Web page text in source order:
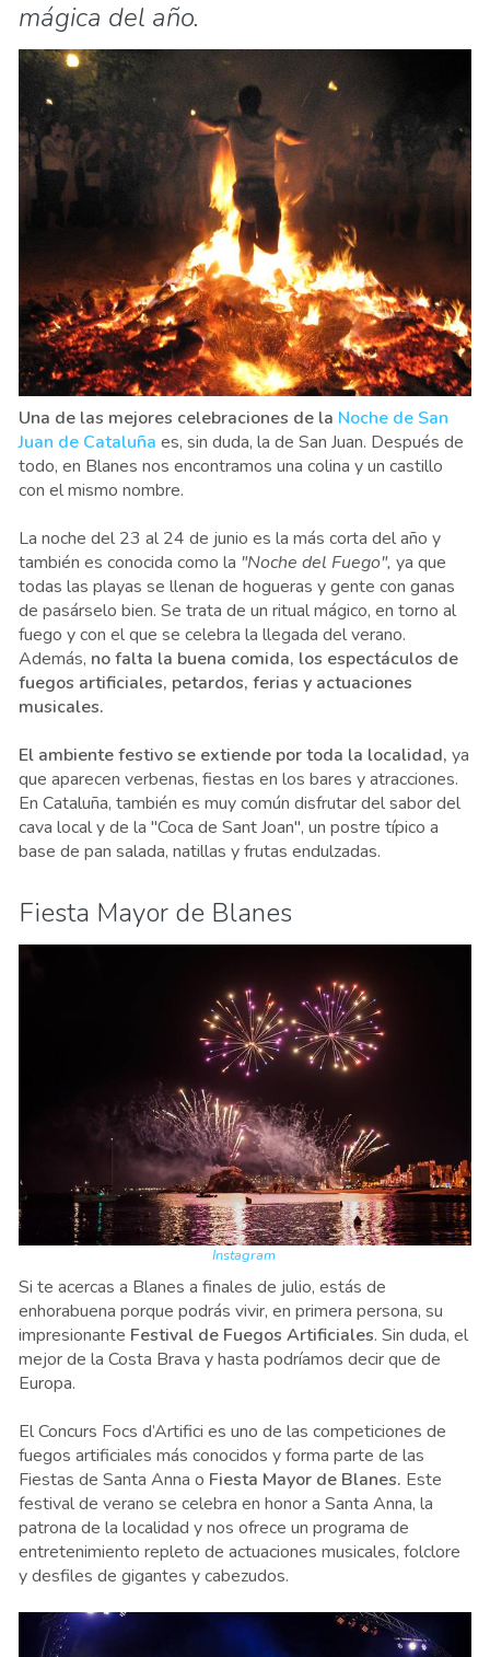
mágica del año.
Una de las mejores celebraciones de la Noche de San
Juan de Cataluña es, sin duda, la de San Juan. Después de
todo, en Blanes nos encontramos una colina y un castillo
con el mismo nombre.
La noche del 23 al 24 de junio es la más corta del año y
también es conocida como la "Noche del Fuego", ya que
todas las playas se llenan de hogueras y gente con ganas
de pasárselo bien. Se trata de un ritual mágico, en torno al
fuego y con el que se celebra la llegada del verano.
Además, no falta la buena comida, los espectáculos de
fuegos artificiales, petardos, ferias y actuaciones
musicales.
El ambiente festivo se extiende por toda la localidad, ya
que aparecen verbenas, fiestas en los bares y atracciones.
En Cataluña, también es muy común disfrutar del sabor del
cava local y de la "Coca de Sant Joan", un postre típico a
base de pan salada, natillas y frutas endulzadas.
Fiesta Mayor de Blanes
Instagram
Si te acercas a Blanes a finales de julio, estás de
enhorabuena porque podrás vivir, en primera persona, su
impresionante Festival de Fuegos Artificiales. Sin duda, el
mejor de la Costa Brava y hasta podríamos decir que de
Europa.
El Concurs Focs d’Artifici es uno de las competiciones de
fuegos artificiales más conocidos y forma parte de las
Fiestas de Santa Anna o Fiesta Mayor de Blanes. Este
festival de verano se celebra en honor a Santa Anna, la
patrona de la localidad y nos ofrece un programa de
entretenimiento repleto de actuaciones musicales, folclore
y desfiles de gigantes y cabezudos.